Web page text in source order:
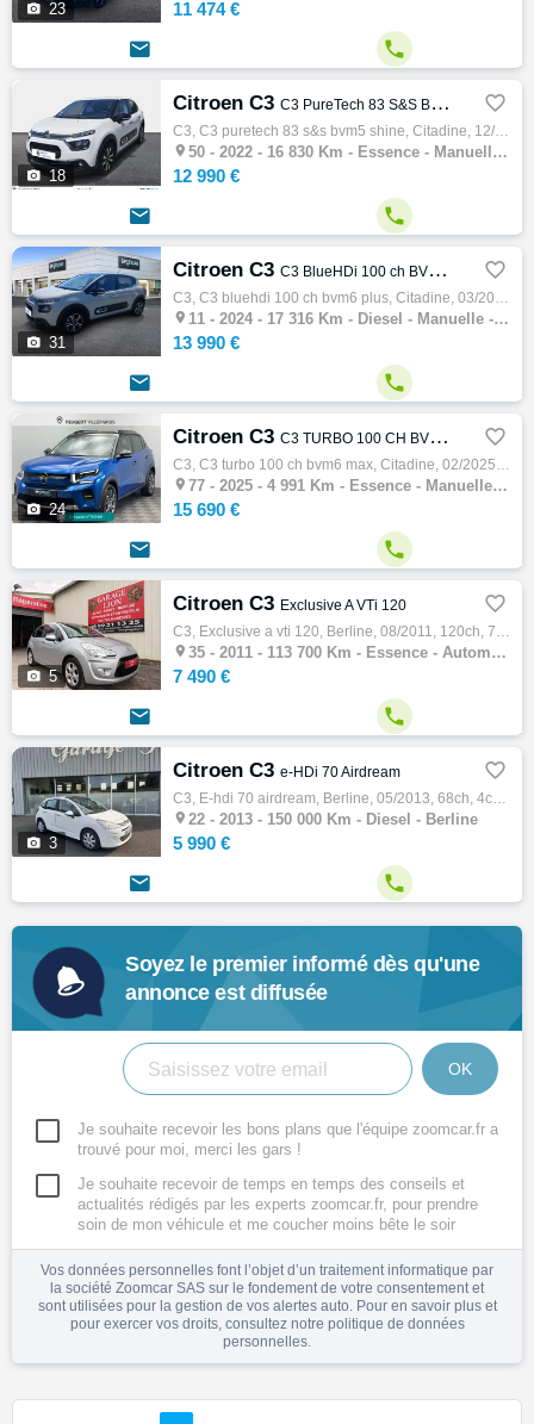
 23 11 474 €
 
 18
Citroen C3 C3 PureTech 83 S&S BVM5 Shine 
C3, C3 puretech 83 s&s bvm5 shine, Citadine, 12/2022, 83ch, 4cv, 16830 km, 5 portes, 5 places, Clim. auto, Essence, Boite de vitesse manuel…
 50 - 2022 - 16 830 Km - Essence - Manuelle - Citadine
12 990 €
 
 31
Citroen C3 C3 BlueHDi 100 ch BVM6 Plus 
C3, C3 bluehdi 100 ch bvm6 plus, Citadine, 03/2024, 102ch, 5cv, 17316 km, 5 portes, 5 places, Clim. auto, Diesel, Boite de vitesse manuelle…
 11 - 2024 - 17 316 Km - Diesel - Manuelle - Citadine
13 990 €
 
 24
Citroen C3 C3 TURBO 100 CH BVM6 MAX 
C3, C3 turbo 100 ch bvm6 max, Citadine, 02/2025, 100ch, 5cv, 4991 km, 5 portes, 5 places, Essence, Boite de vitesse manuelle, Direction ass…
 77 - 2025 - 4 991 Km - Essence - Manuelle - Citadine
15 690 €
 
 5
Citroen C3 Exclusive A VTi 120 
C3, Exclusive a vti 120, Berline, 08/2011, 120ch, 7cv, 113700 km, 5 portes, 5 places, Clim. manuelle, Essence, Boite de vitesse automatique…
 35 - 2011 - 113 700 Km - Essence - Automatique - Berline
7 490 €
 
 3
Citroen C3 e-HDi 70 Airdream 
C3, E-hdi 70 airdream, Berline, 05/2013, 68ch, 4cv, 150000 km, 5 portes, 5 places, Clim. manuelle, Diesel, Couleur blanc, Garantie 6 mois, …
 22 - 2013 - 150 000 Km - Diesel - Berline
5 990 €
 
Soyez le premier informé dès qu'une
annonce est diffusée
OK
Je souhaite recevoir les bons plans que l'équipe zoomcar.fr a
trouvé pour moi, merci les gars !
Je souhaite recevoir de temps en temps des conseils et
actualités rédigés par les experts zoomcar.fr, pour prendre
soin de mon véhicule et me coucher moins bête le soir
Vos données personnelles font l’objet d’un traitement informatique par
la société Zoomcar SAS sur le fondement de votre consentement et
sont utilisées pour la gestion de vos alertes auto. Pour en savoir plus et
pour exercer vos droits, consultez notre politique de données
personnelles.